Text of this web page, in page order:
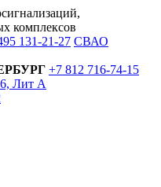
комплексов
131-21-27 СВАО
+7 812 716-74-15
Лит А